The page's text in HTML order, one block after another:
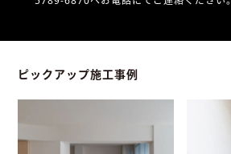
ピックアップ施工事例